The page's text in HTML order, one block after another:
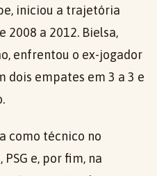
iniciou a trajetória
2008 a 2012. Bielsa,
enfrentou o ex-jogador
dois empates em 3 a 3 e
como técnico no
e, por fim, na